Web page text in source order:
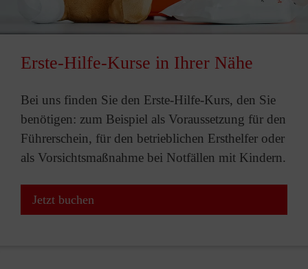
Erste-Hilfe-Kurse in Ihrer Nähe
Bei uns finden Sie den Erste-Hilfe-Kurs, den Sie
benötigen: zum Beispiel als Voraussetzung für den
Führerschein, für den betrieblichen Ersthelfer oder
als Vorsichtsmaßnahme bei Notfällen mit Kindern.
Jetzt buchen